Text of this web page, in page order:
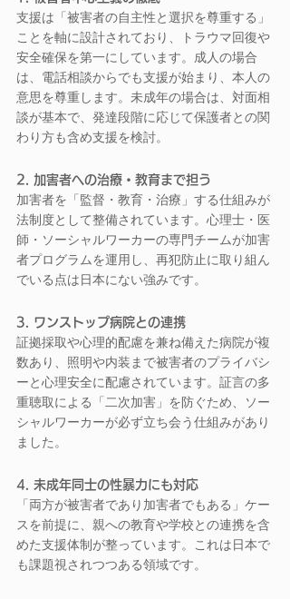
支援は「被害者の自主性と選択を尊重する」
ことを軸に設計されており、トラウマ回復や
安全確保を第一にしています。成人の場合
は、電話相談からでも支援が始まり、本人の
意思を尊重します。未成年の場合は、対面相
談が基本で、発達段階に応じて保護者との関
わり方も含め支援を検討。
2. 加害者への治療・教育まで担う
加害者を「監督・教育・治療」する仕組みが
法制度として整備されています。心理士・医
師・ソーシャルワーカーの専門チームが加害
者プログラムを運用し、再犯防止に取り組ん
でいる点は日本にない強みです。
3. ワンストップ病院との連携
証拠採取や心理的配慮を兼ね備えた病院が複
数あり、照明や内装まで被害者のプライバシ
ーと心理安全に配慮されています。証言の多
重聴取による「二次加害」を防ぐため、ソー
シャルワーカーが必ず立ち会う仕組みがあり
ました。
4. 未成年同士の性暴力にも対応
「両方が被害者であり加害者でもある」ケー
スを前提に、親への教育や学校との連携を含
めた支援体制が整っています。これは日本で
も課題視されつつある領域です。